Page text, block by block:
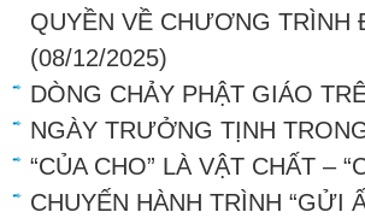
QUYỀN VỀ CHƯƠNG TRÌNH
(08/12/2025)
DÒNG CHẢY PHẬT GIÁO
NGÀY TRƯỞNG TỊNH
“CỦA CHO” LÀ VẬT CHẤT –
CHUYẾN HÀNH TRÌNH “GỬI